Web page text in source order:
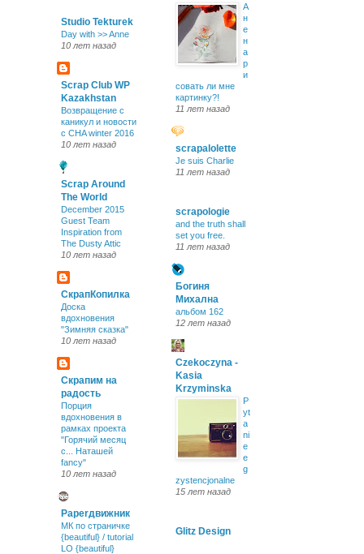
Studio Tekturek
Day with >> Anne
10 лет назад
Scrap Club WP
Kazakhstan
Возвращение с
каникул и новости
с CHA winter 2016
10 лет назад
Scrap Around
The World
December 2015
Guest Team
Inspiration from
The Dusty Attic
10 лет назад
СкрапКопилка
Доска
вдохновения
"Зимняя сказка"
10 лет назад
Скрапим на
радость
Порция
вдохновения в
рамках проекта
"Горячий месяц
с... Наташей
fancy"
10 лет назад
Paperдвижник
МК по страничке
{beautiful} / tutorial
LO {beautiful}
А
н
е
н
а
р
и
совать ли мне
картинку?!
11 лет назад
scrapalolette
Je suis Charlie
11 лет назад
scrapologie
and the truth shall
set you free.
11 лет назад
Богиня
Михална
альбом 162
12 лет назад
Czekoczyna -
Kasia
Krzyminska
P
yt
a
ni
e
e
g
zystencjonalne
15 лет назад
Glitz Design